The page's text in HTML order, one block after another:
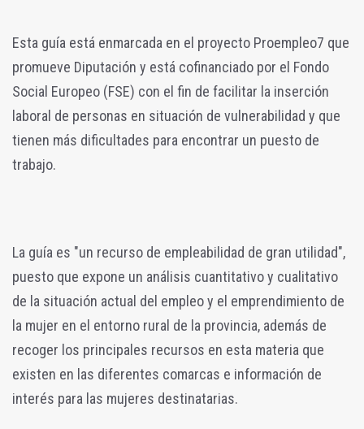
Esta guía está enmarcada en el proyecto Proempleo7 que
promueve Diputación y está cofinanciado por el Fondo
Social Europeo (FSE) con el fin de facilitar la inserción
laboral de personas en situación de vulnerabilidad y que
tienen más dificultades para encontrar un puesto de
trabajo.
La guía es "un recurso de empleabilidad de gran utilidad",
puesto que expone un análisis cuantitativo y cualitativo
de la situación actual del empleo y el emprendimiento de
la mujer en el entorno rural de la provincia, además de
recoger los principales recursos en esta materia que
existen en las diferentes comarcas e información de
interés para las mujeres destinatarias.